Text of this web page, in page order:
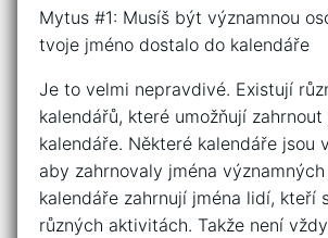
Mytus #1: Musíš být významnou
tvoje jméno dostalo do kalendáře
Je to velmi nepravdivé. Existují
kalendářů, které umožňují
kalendáře. Některé kalendáře jsou
aby zahrnovaly jména
kalendáře zahrnují jména lidí, kteří
různých aktivitách. Takže není